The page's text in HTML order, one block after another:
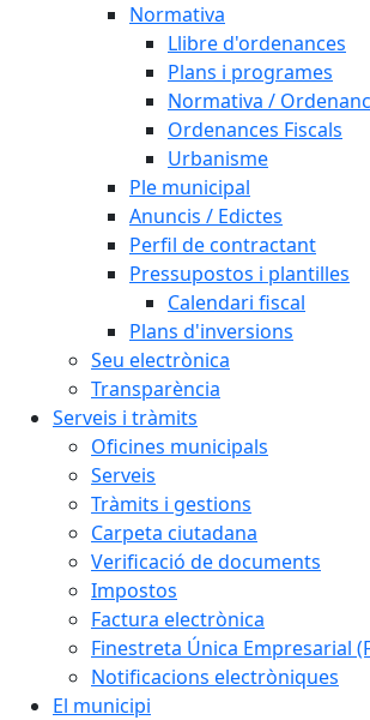
Normativa
Llibre d'ordenances
Plans i programes
Normativa /
Ordenances Fiscals
Urbanisme
Ple municipal
Anuncis / Edictes
Perfil de contractant
Pressupostos i plantilles
Calendari fiscal
Plans d'inversions
Seu electrònica
Transparència
Serveis i tràmits
Oficines municipals
Serveis
Tràmits i gestions
Carpeta ciutadana
Verificació de documents
Impostos
Factura electrònica
Finestreta Única Empresarial
Notificacions electròniques
El municipi